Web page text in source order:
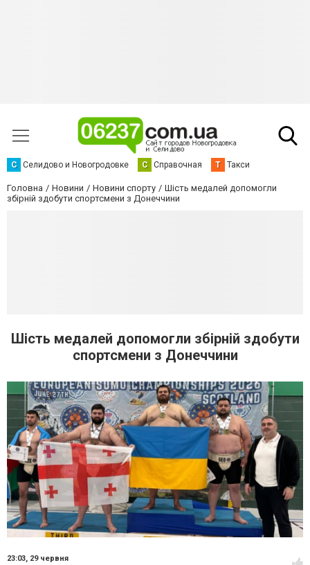
С Селидово и Новогродовке С Справочная Т Такси
Головна Новини Новини спорту
Шість медалей допомогли
збірній здобути спортсмени з Донеччини
Шість медалей допомогли збірній здобути
спортсмени з Донеччини
23:03, 29 червня